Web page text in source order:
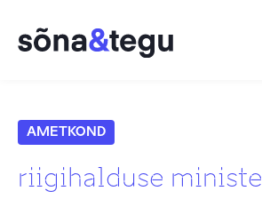
AMETKOND
riigihalduse